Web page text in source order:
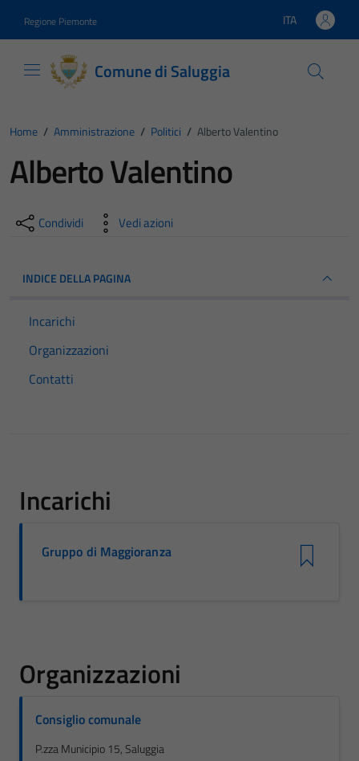
Regione Piemonte Lingua attiva:
ITA
Comune di Saluggia
Home / Amministrazione / Politici / Alberto Valentino
Alberto Valentino
Condividi Vedi azioni
INDICE DELLA PAGINA
Incarichi
Organizzazioni
Contatti
Incarichi
Gruppo di Maggioranza
Organizzazioni
Consiglio comunale
P.zza Municipio 15, Saluggia